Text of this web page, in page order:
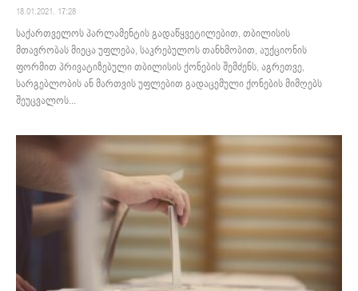
18.01.2021. 17:28
საქართველოს პარლამენტის გადაწყვეტილებით, თბილისის
მთავრობას მიეცა უფლება, საკრებულოს თანხმობით, აუქციონის
ფორმით პრივატიზებული თბილისის ქონების შემძენს, აგრეთვე,
სარგებლობის ან მართვის უფლებით გადაცემული ქონების მიმღებს
შეუცვალოს...